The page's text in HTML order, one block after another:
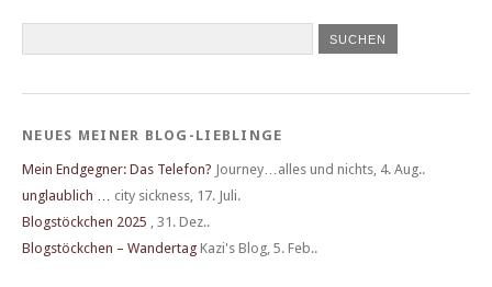
NEUES MEINER BLOG-LIEBLINGE
Mein Endgegner: Das Telefon? Journey…alles und nichts 4. Aug..
unglaublich …
city sickness 17. Juli.
Blogstöckchen 2025
31. Dez..
Blogstöckchen – Wandertag Kazi's Blog 5. Feb..